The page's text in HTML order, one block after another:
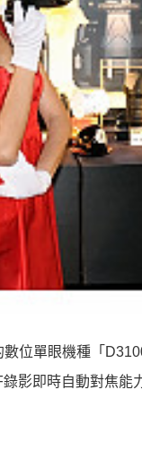
位單眼機種「
影即時自動對焦能